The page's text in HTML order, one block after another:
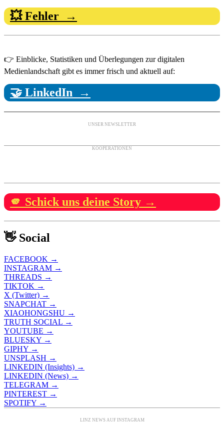
💥 Fehler →
👉 Einblicke, Statistiken und Überlegungen zur digitalen
Medienlandschaft gibt es immer frisch und aktuell auf:
🤝 LinkedIn →
UNSER NEWSLETTER
KOOPERATIONEN
🫵 Schick uns deine Story →
👋 Social
FACEBOOK →
INSTAGRAM →
THREADS →
TIKTOK →
X (Twitter) →
SNAPCHAT →
XIAOHONGSHU →
TRUTH SOCIAL →
YOUTUBE →
BLUESKY →
GIPHY →
UNSPLASH →
LINKEDIN (Insights) →
LINKEDIN (News) →
TELEGRAM →
PINTEREST →
SPOTIFY →
LINZ NEWS AUF INSTAGRAM